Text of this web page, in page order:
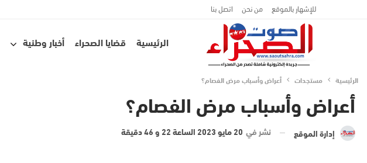
للإشهار بالموقع من نحن اتصل بنا
الرئيسية قضايا الصحراء أخبار وطنية
الرئيسية مستجدات أعراض وأسباب مرض الفصام؟
أعراض وأسباب مرض الفصام؟
إدارة الموقع نشر في 20 مايو 2023 الساعة 22 و 46 دقيقة